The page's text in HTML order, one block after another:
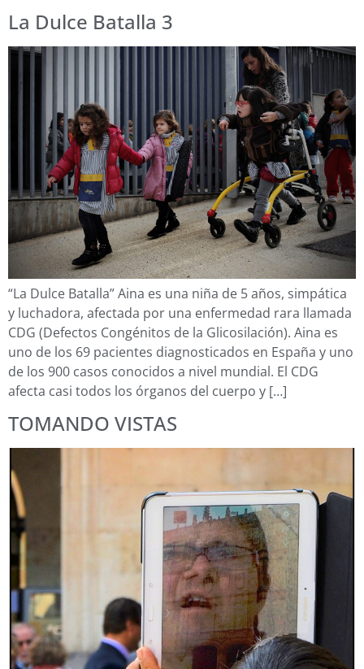
La Dulce Batalla 3
“La Dulce Batalla” Aina es una niña de 5 años, simpática
y luchadora, afectada por una enfermedad rara llamada
CDG (Defectos Congénitos de la Glicosilación). Aina es
uno de los 69 pacientes diagnosticados en España y uno
de los 900 casos conocidos a nivel mundial. El CDG
afecta casi todos los órganos del cuerpo y […]
TOMANDO VISTAS